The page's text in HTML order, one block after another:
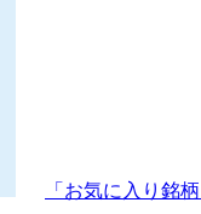
「お気に入り銘